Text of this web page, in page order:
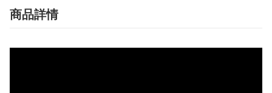
商品詳情